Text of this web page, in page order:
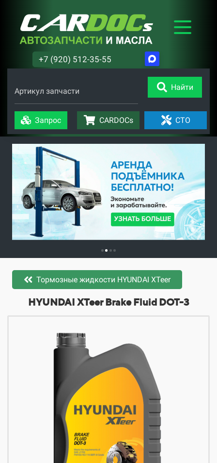
+7 (920) 512-35-55
Артикул запчасти Найти
Запрос CARDOCs СТО
Тормозные жидкости HYUNDAI XTeer
​​​​HYUNDAI XTeer Brake Fluid DOT-3